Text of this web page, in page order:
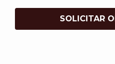
SOLICITAR